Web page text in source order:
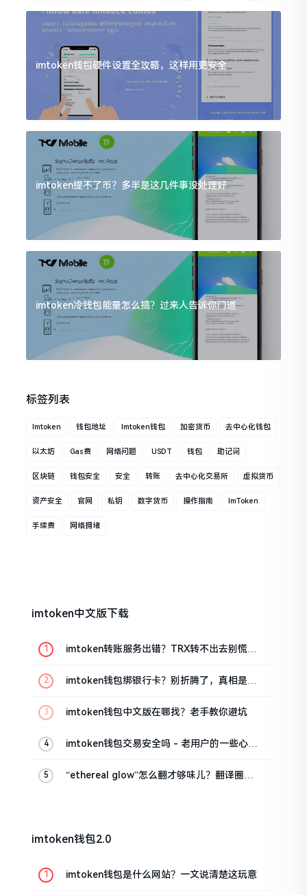
imtoken钱包硬件设置全攻略，这样用更安全
imtoken提不了币？多半是这几件事没处理好
imtoken冷钱包能量怎么搞？过来人告诉你门道
标签列表
Imtoken 钱包地址 Imtoken钱包 加密货币 去中心化钱包
以太坊 Gas费 网络问题 USDT 钱包 助记词
区块链 钱包安全 安全 转账 去中心化交易所 虚拟货币
资产安全 官网 私钥 数字货币 操作指南 ImToken
手续费 网络拥堵
imtoken中文版下载
imtoken转账服务出错？TRX转不出去别慌，
imtoken钱包绑银行卡？别折腾了，真相是这
imtoken钱包中文版在哪找？老手教你避坑
imtoken钱包交易安全吗 - 老用户的一些心里
“ethereal glow”怎么翻才够味儿？翻译圈老
imtoken钱包2.0
imtoken钱包是什么网站？一文说清楚这玩意